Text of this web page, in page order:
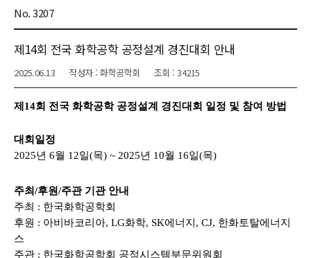
No. 3207
제14회 전국 화학공학 공정설계 경진대회 안내
2025.06.13 작성자 : 화학공학회 조회 : 34215